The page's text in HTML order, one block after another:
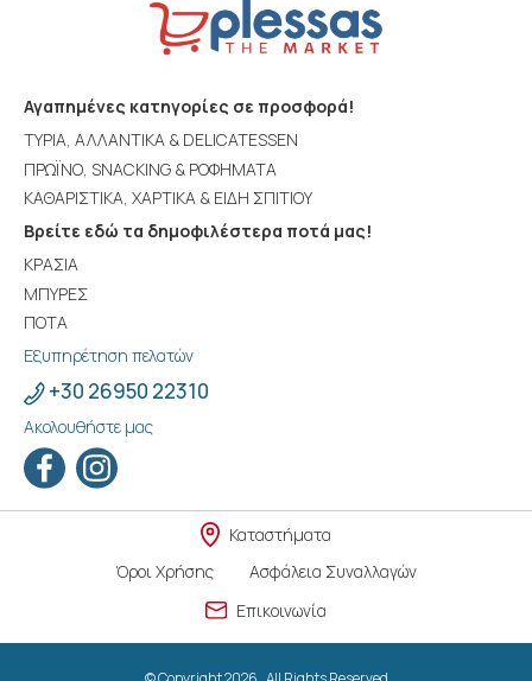
Αγαπημένες κατηγορίες σε προσφορά!
ΤΥΡΙΑ, ΑΛΛΑΝΤΙΚΑ & DELICATESSEN
ΠΡΩΪΝΟ, SNACKING & ΡΟΦΗΜΑΤΑ
ΚΑΘΑΡΙΣΤΙΚΑ, ΧΑΡΤΙΚΑ & ΕΙΔΗ ΣΠΙΤΙΟΥ
Βρείτε εδώ τα δημοφιλέστερα ποτά μας!
ΚΡΑΣΙΑ
ΜΠΥΡΕΣ
ΠΟΤΑ
Εξυπηρέτηση πελατών
+30 26950 22310
Ακολουθήστε μας
Καταστήματα
Όροι Χρήσης
Ασφάλεια Συναλλαγών
Επικοινωνία